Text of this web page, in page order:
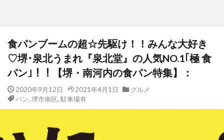
食パンブームの超☆先駆け！！みんな大好き
♡堺･泉北うまれ『泉北堂』の人気NO.1｢極 食
パン｣！！【堺・南河内の食パン特集】：
2020年9月12日 2021年4月1日
グルメ
パン, 堺市南区, 駐車場有